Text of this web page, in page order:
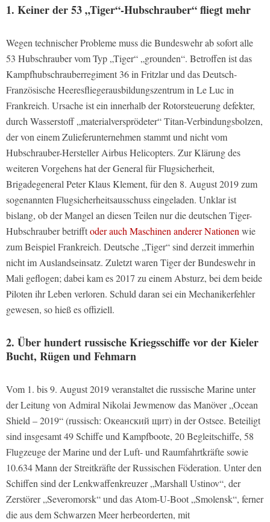
1. Keiner der 53 „Tiger“-Hubschrauber“ fliegt mehr
Wegen technischer Probleme muss die Bundeswehr ab sofort alle
53 Hubschrauber vom Typ „Tiger“ „grounden“. Betroffen ist das
Kampfhubschrauberregiment 36 in Fritzlar und das Deutsch-
Französische Heeresfliegerausbildungszentrum in Le Luc in
Frankreich. Ursache ist ein innerhalb der Rotorsteuerung defekter,
durch Wasserstoff „materialversprödeter“ Titan-Verbindungsbolzen,
der von einem Zulieferunternehmen stammt und nicht vom
Hubschrauber-Hersteller Airbus Helicopters. Zur Klärung des
weiteren Vorgehens hat der General für Flugsicherheit,
Brigadegeneral Peter Klaus Klement, für den 8. August 2019 zum
sogenannten Flugsicherheitsausschuss eingeladen. Unklar ist
bislang, ob der Mangel an diesen Teilen nur die deutschen Tiger-
Hubschrauber betrifftoder auch Maschinen anderer Nationen wie
zum Beispiel Frankreich. Deutsche „Tiger“ sind derzeit immerhin
nicht im Auslandseinsatz. Zuletzt waren Tiger der Bundeswehr in
Mali geflogen; dabei kam es 2017 zu einem Absturz, bei dem beide
Piloten ihr Leben verloren. Schuld daran sei ein Mechanikerfehler
gewesen, so hieß es offiziell.
2. Über hundert russische Kriegsschiffe vor der Kieler
Bucht, Rügen und Fehmarn
Vom 1. bis 9. August 2019 veranstaltet die russische Marine unter
der Leitung von Admiral Nikolai Jewmenow das Manöver „Ocean
Shield – 2019“ (russisch: Океанский щит) in der Ostsee. Beteiligt
sind insgesamt 49 Schiffe und Kampfboote, 20 Begleitschiffe, 58
Flugzeuge der Marine und der Luft- und Raumfahrtkräfte sowie
10.634 Mann der Streitkräfte der Russischen Föderation. Unter den
Schiffen sind der Lenkwaffenkreuzer „Marshall Ustinov“, der
Zerstörer „Severomorsk“ und das Atom-U-Boot „Smolensk“, ferner
die aus dem Schwarzen Meer herbeorderten, mit